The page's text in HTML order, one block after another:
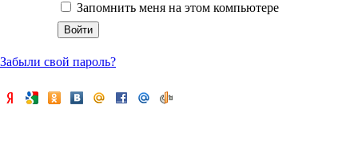
Запомнить меня на этом компьютере
Забыли свой пароль?